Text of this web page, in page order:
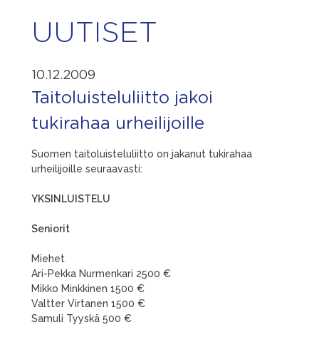
UUTISET
10.12.2009
Taitoluisteluliitto jakoi
tukirahaa urheilijoille
Suomen taitoluisteluliitto on jakanut tukirahaa
urheilijoille seuraavasti:
YKSINLUISTELU
Seniorit
Miehet
Ari-Pekka Nurmenkari 2500 €
Mikko Minkkinen 1500 €
Valtter Virtanen 1500 €
Samuli Tyyskä 500 €